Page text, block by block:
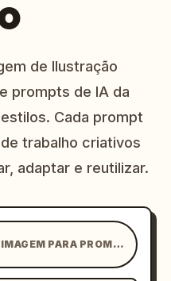
de Ilustração
prompts de IA da
Cada prompt
trabalho criativos
adaptar e reutilizar.
IMAGEM PARA PROMPT